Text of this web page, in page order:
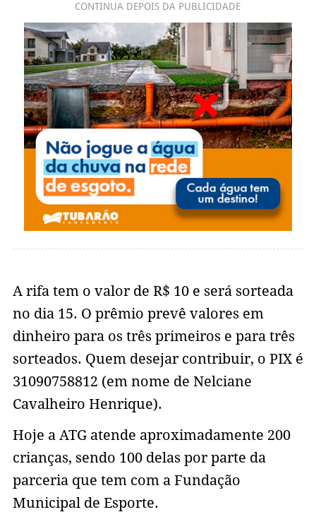
CONTINUA DEPOIS DA PUBLICIDADE
A rifa tem o valor de R$ 10 e será sorteada
no dia 15. O prêmio prevê valores em
dinheiro para os três primeiros e para três
sorteados. Quem desejar contribuir, o PIX é
31090758812 (em nome de Nelciane
Cavalheiro Henrique).
Hoje a ATG atende aproximadamente 200
crianças, sendo 100 delas por parte da
parceria que tem com a Fundação
Municipal de Esporte.